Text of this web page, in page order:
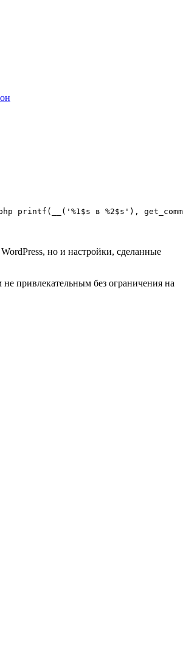
printf(__('%1$s в
но и настройки, сделанные
привлекательным без ограничения на